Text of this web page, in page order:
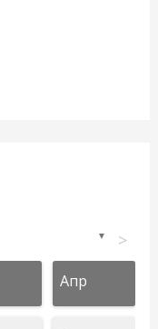
▼ >
Апр